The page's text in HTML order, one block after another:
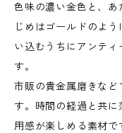
色味の濃い金色と、
じめはゴールドのよ
い込むうちにアンテ
す。
市販の貴金属磨きな
す。時間の経過と共
用感が楽しめる素材で